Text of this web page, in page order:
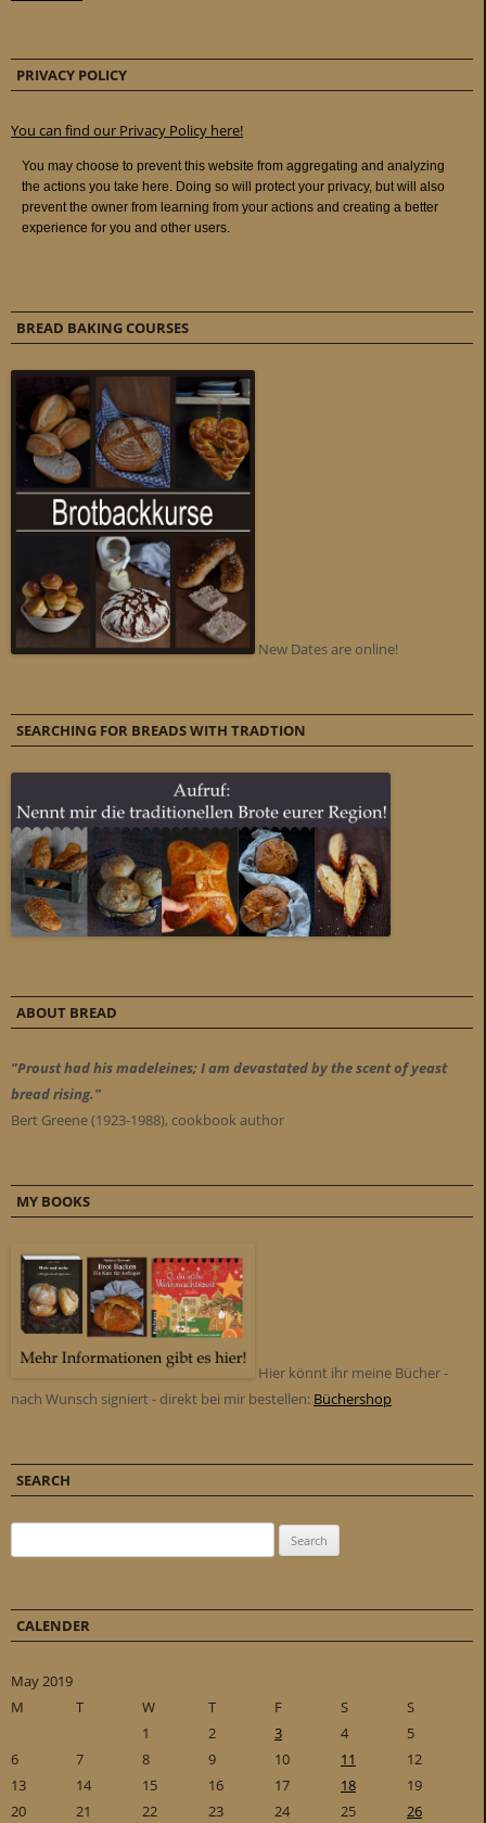
PRIVACY POLICY
You can find our Privacy Policy here!
BREAD BAKING COURSES
New Dates are online!
SEARCHING FOR BREADS WITH TRADTION
ABOUT BREAD
"Proust had his madeleines; I am devastated by the scent of yeast
bread rising."
Bert Greene (1923-1988), cookbook author
MY BOOKS
Hier könnt ihr meine Bücher -
nach Wunsch signiert - direkt bei mir bestellen: Büchershop
SEARCH
CALENDER
May 2019
M
T W T F S
S
1
2 3 4
5
6
7 8 9 10 11
12
13
14 15 16 17 18
19
20
21 22 23 24 25
26